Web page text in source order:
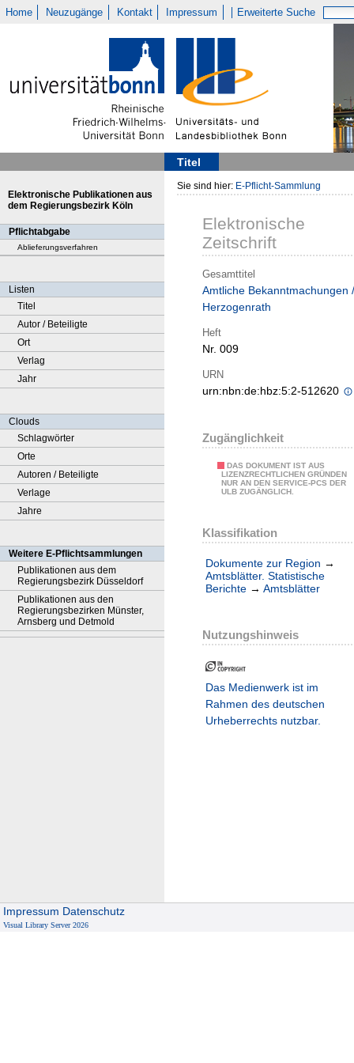
Home Neuzugänge Kontakt Impressum Erweiterte Suche
Titel
Elektronische Publikationen aus
dem Regierungsbezirk Köln
Pflichtabgabe
Ablieferungsverfahren
Listen
Titel
Autor / Beteiligte
Ort
Verlag
Jahr
Clouds
Schlagwörter
Orte
Autoren / Beteiligte
Verlage
Jahre
Weitere E-Pflichtsammlungen
Publikationen aus dem
Regierungsbezirk Düsseldorf
Publikationen aus den
Regierungsbezirken Münster,
Arnsberg und Detmold
Sie sind hier: E-Pflicht-Sammlung
Elektronische
Zeitschrift
Gesamttitel
Amtliche Bekanntmachungen /
Herzogenrath
Heft
Nr. 009
URN
urn:nbn:de:hbz:5:2-512620
Zugänglichkeit
DAS DOKUMENT IST AUS
LIZENZRECHTLICHEN GRÜNDEN
NUR AN DEN SERVICE-PCS DER
ULB ZUGÄNGLICH.
Klassifikation
Dokumente zur Region →
Amtsblätter. Statistische
Berichte → Amtsblätter
Nutzungshinweis
Das Medienwerk ist im
Rahmen des deutschen
Urheberrechts nutzbar.
Impressum Datenschutz
Visual Library Server 2026